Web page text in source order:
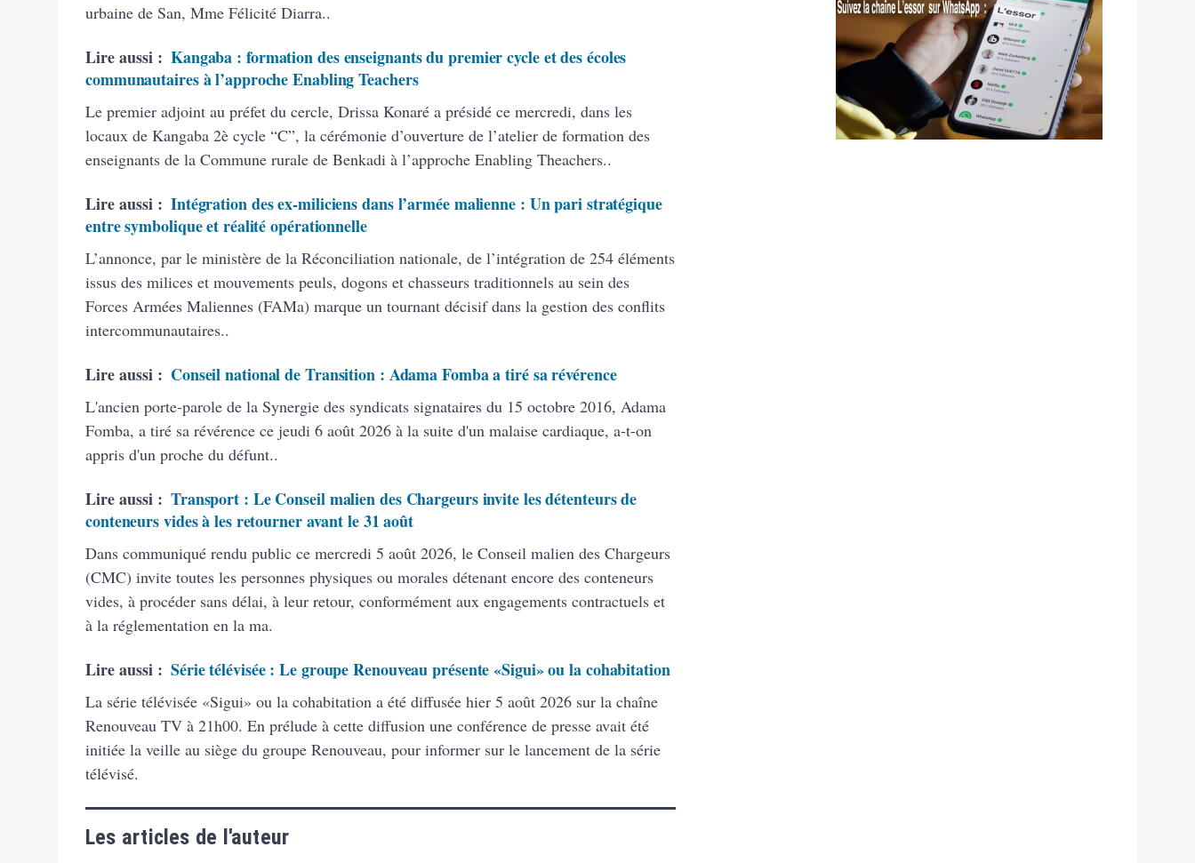
urbaine de San, Mme Félicité Diarra..
Lire aussi : Kangaba : formation des enseignants du premier cycle et des écoles
communautaires à l’approche Enabling Teachers
Le premier adjoint au préfet du cercle, Drissa Konaré a présidé ce mercredi, dans les
locaux de Kangaba 2è cycle “C”, la cérémonie d’ouverture de l’atelier de formation des
enseignants de la Commune rurale de Benkadi à l’approche Enabling Theachers..
Lire aussi : Intégration des ex-miliciens dans l’armée malienne : Un pari stratégique
entre symbolique et réalité opérationnelle
L’annonce, par le ministère de la Réconciliation nationale, de l’intégration de 254 éléments
issus des milices et mouvements peuls, dogons et chasseurs traditionnels au sein des
Forces Armées Maliennes (FAMa) marque un tournant décisif dans la gestion des conflits
intercommunautaires..
Lire aussi : Conseil national de Transition : Adama Fomba a tiré sa révérence
L'ancien porte-parole de la Synergie des syndicats signataires du 15 octobre 2016, Adama
Fomba, a tiré sa révérence ce jeudi 6 août 2026 à la suite d'un malaise cardiaque, a-t-on
appris d'un proche du défunt..
Lire aussi : Transport : Le Conseil malien des Chargeurs invite les détenteurs de
conteneurs vides à les retourner avant le 31 août
Dans communiqué rendu public ce mercredi 5 août 2026, le Conseil malien des Chargeurs
(CMC) invite toutes les personnes physiques ou morales détenant encore des conteneurs
vides, à procéder sans délai, à leur retour, conformément aux engagements contractuels et
à la réglementation en la ma.
Lire aussi : Série télévisée : Le groupe Renouveau présente «Sigui» ou la cohabitation
La série télévisée «Sigui» ou la cohabitation a été diffusée hier 5 août 2026 sur la chaîne
Renouveau TV à 21h00. En prélude à cette diffusion une conférence de presse avait été
initiée la veille au siège du groupe Renouveau, pour informer sur le lancement de la série
télévisé.
Les articles de l'auteur